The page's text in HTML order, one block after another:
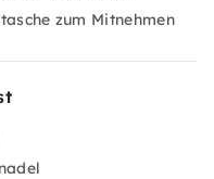
zum Mitnehmen